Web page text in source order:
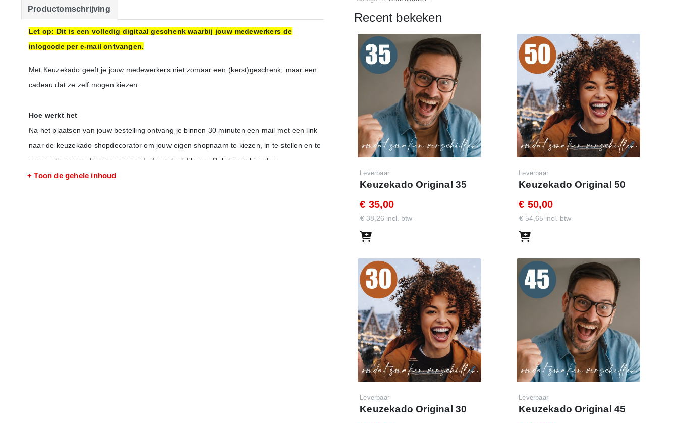
Productomschrijving
Let op: Dit is een volledig digitaal geschenk waarbij jouw medewerkers de
inlogcode per e-mail ontvangen.
Met Keuzekado geeft je jouw medewerkers niet zomaar een (kerst)geschenk, maar een
cadeau dat ze zelf mogen kiezen.
Hoe werkt het
Na het plaatsen van jouw bestelling ontvang je binnen 30 minuten een mail met een link
naar de keuzekado shopdecorator om jouw eigen shopnaam te kiezen, in te stellen en te
personaliseren met jouw voorwoord of een leuk filmpje. Ook kun je hier de e-
mailadressen van de ontvangers uploaden en jouw e-mailing instellen en personaliseren.
+ Toon de gehele inhoud
Recent bekeken
Leverbaar
Keuzekado Original 35
€ 35,00
€ 38,26 incl. btw
Leverbaar
Keuzekado Original 50
€ 50,00
€ 54,65 incl. btw
Leverbaar
Keuzekado Original 30
Leverbaar
Keuzekado Original 45